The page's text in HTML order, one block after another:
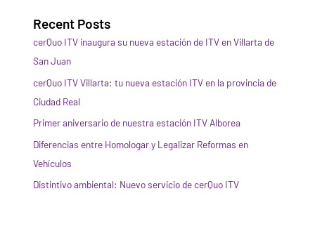
Recent Posts
cerQuo ITV inaugura su nueva estación de ITV en Villarta de
San Juan
cerQuo ITV Villarta: tu nueva estación ITV en la provincia de
Ciudad Real
Primer aniversario de nuestra estación ITV Alborea
Diferencias entre Homologar y Legalizar Reformas en
Vehículos
Distintivo ambiental: Nuevo servicio de cerQuo ITV